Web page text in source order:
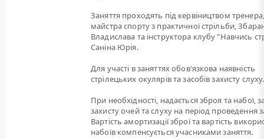
Заняття проходять під кервіництвом
майстра спорту з практичної стрільби,
Владислава та інструктора клубу "Навчись
Саніна Юрія.
Для участі в заняттях обов'язкова наявність
стрілецьких окулярів та засобів захисту слуху.
При необхідності, надається зброя та набої,
захисту очей та слуху на період проведення
Вартість амортизації зброї та вартість
набоїв компенсується учасниками заняття.